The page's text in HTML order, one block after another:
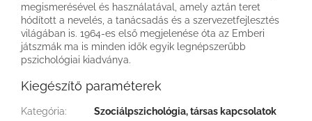
megismerésével és használatával, amely aztán teret
hódított a nevelés, a tanácsadás és a szervezetfejlesztés
világában is. 1964-es első megjelenése óta az Emberi
játszmák ma is minden idők egyik legnépszerűbb
pszichológiai kiadványa.
Kiegészítő paraméterek
Kategória:
Szociálpszichológia, társas kapcsolatok